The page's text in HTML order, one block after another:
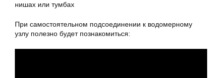
нишах или тумбах
При самостоятельном подсоединении к водомерному
узлу полезно будет познакомиться: